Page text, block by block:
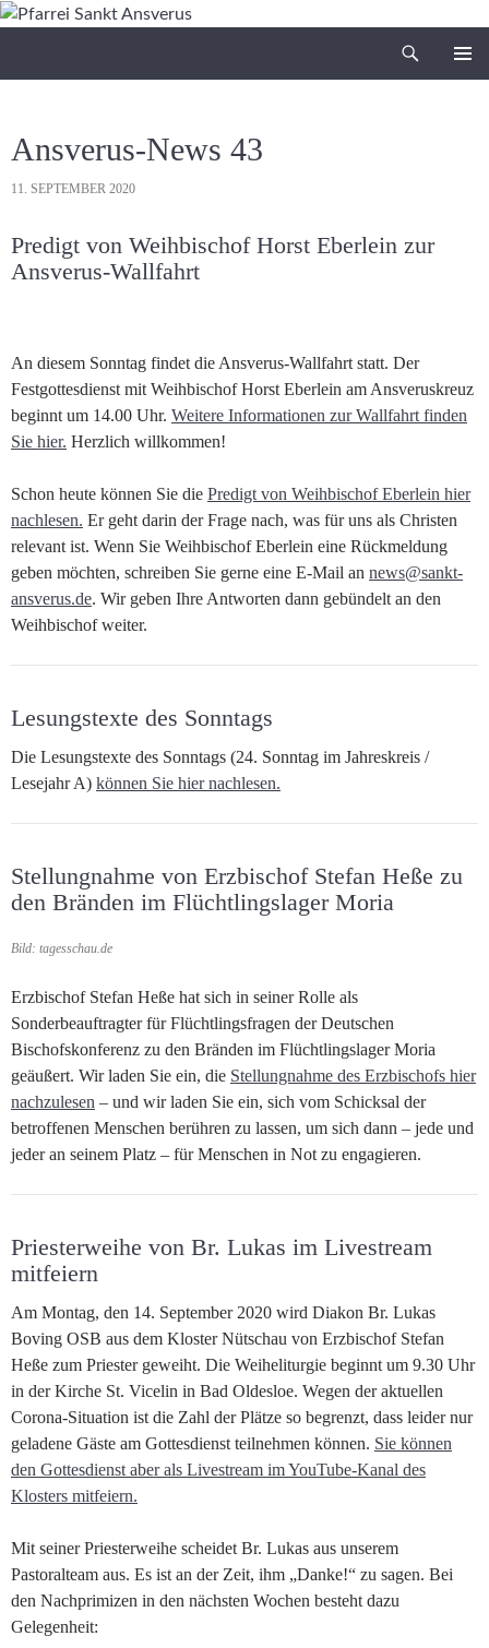
Zum
Ansverus-News 43
11. SEPTEMBER 2020
Predigt von Weihbischof Horst Eberlein zur
Ansverus-Wallfahrt
An diesem Sonntag findet die Ansverus-Wallfahrt statt. Der
Festgottesdienst mit Weihbischof Horst Eberlein am Ansveruskreuz
beginnt um 14.00 Uhr. Weitere Informationen zur Wallfahrt finden
Sie hier. Herzlich willkommen!
Schon heute können Sie die Predigt von Weihbischof Eberlein hier
nachlesen. Er geht darin der Frage nach, was für uns als Christen
relevant ist. Wenn Sie Weihbischof Eberlein eine Rückmeldung
geben möchten, schreiben Sie gerne eine E-Mail an news@sankt-
ansverus.de. Wir geben Ihre Antworten dann gebündelt an den
Weihbischof weiter.
Lesungstexte des Sonntags
Die Lesungstexte des Sonntags (24. Sonntag im Jahreskreis /
Lesejahr A) können Sie hier nachlesen.
Stellungnahme von Erzbischof Stefan Heße zu
den Bränden im Flüchtlingslager Moria
Bild: tagesschau.de
Erzbischof Stefan Heße hat sich in seiner Rolle als
Sonderbeauftragter für Flüchtlingsfragen der Deutschen
Bischofskonferenz zu den Bränden im Flüchtlingslager Moria
geäußert. Wir laden Sie ein, die Stellungnahme des Erzbischofs hier
nachzulesen – und wir laden Sie ein, sich vom Schicksal der
betroffenen Menschen berühren zu lassen, um sich dann – jede und
jeder an seinem Platz – für Menschen in Not zu engagieren.
Priesterweihe von Br. Lukas im Livestream
mitfeiern
Am Montag, den 14. September 2020 wird Diakon Br. Lukas
Boving OSB aus dem Kloster Nütschau von Erzbischof Stefan
Heße zum Priester geweiht. Die Weiheliturgie beginnt um 9.30 Uhr
in der Kirche St. Vicelin in Bad Oldesloe. Wegen der aktuellen
Corona-Situation ist die Zahl der Plätze so begrenzt, dass leider nur
geladene Gäste am Gottesdienst teilnehmen können. Sie können
den Gottesdienst aber als Livestream im YouTube-Kanal des
Klosters mitfeiern.
Mit seiner Priesterweihe scheidet Br. Lukas aus unserem
Pastoralteam aus. Es ist an der Zeit, ihm „Danke!“ zu sagen. Bei
den Nachprimizen in den nächsten Wochen besteht dazu
Gelegenheit: